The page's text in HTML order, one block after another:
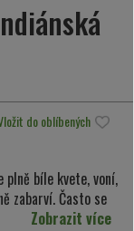
do oblíbených
plně bíle kvete, voní,
zabarví. Často se
Zobrazit více